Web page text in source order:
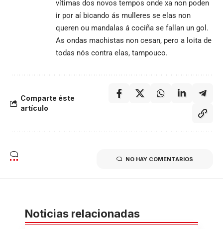
vítimas dos novos tempos onde xa non poden
ir por aí bicando ás mulleres se elas non
queren ou mandalas á cociña se fallan un gol.
As ondas machistas non cesan, pero a loita de
todas nós contra elas, tampouco.
Comparte éste
artículo
NO HAY COMENTARIOS
Noticias relacionadas